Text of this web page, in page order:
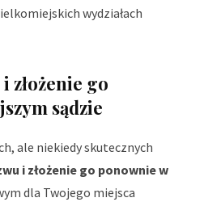
wydziałach
złożenie go
sądzie
ale niekiedy skutecznych
i złożenie go ponownie w
dla Twojego miejsca